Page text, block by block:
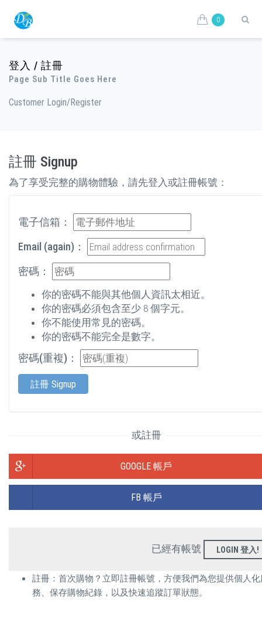
0
登入 / 註冊
Page Sub Title Goes Here
Customer Login/Register
註冊 Signup
為了享受完整的購物體驗，請先登入或註冊帳號：
電子信箱：
Email (again)：
密碼：
你的密碼不能與其他個人資訊太相近。
你的密碼必須包含至少 8 個字元。
你不能使用常見的密碼。
你的密碼不能完全是數字。
密碼(重複)：
註冊 Signup
或註冊
GOOGLE 帳戶
FB 帳戶
已經有帳號 LOGIN 登入!
註冊：首次購物？立即註冊帳號，方便我們為您提供個人化
務、保存購物紀錄，以及快速追蹤訂單狀態。